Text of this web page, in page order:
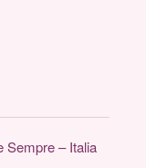
– Italia